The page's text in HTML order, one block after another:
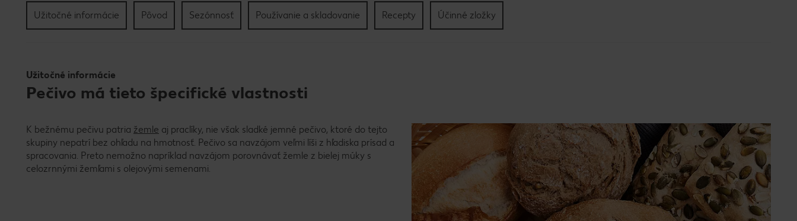
Užitočné informácie Pôvod Sezónnosť Používanie a skladovanie Recepty Účinné zložky
Užitočné informácie
Pečivo má tieto špecifické vlastnosti
K bežnému pečivu patria žemle aj praclíky, nie však sladké jemné pečivo, ktoré do tejto
skupiny nepatrí bez ohľadu na hmotnosť. Pečivo sa navzájom veľmi líši z hľadiska prísad a
spracovania. Preto nemožno napríklad navzájom porovnávať žemle z bielej múky s
celozrnnými žemľami s olejovými semenami.